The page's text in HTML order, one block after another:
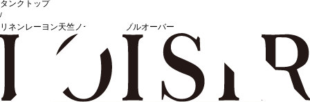
タンクトップ
/
リネンレーヨン天竺ノースリーブプルオーバー